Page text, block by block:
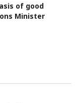
of good
Minister